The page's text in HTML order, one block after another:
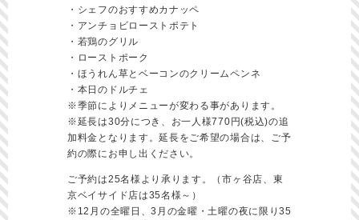
・シェフのおすすめカナッペ
・アンチョビローストポテト
・若鶏のグリル
・ローストポーク
・ほうれん草とベーコンのクリームペンネ
・本日のドルチェ
※季節によりメニューが変わる事があります。
※延長は30分につき、お一人様770円(税込)の追
加料金となります。延長をご希望の場合は、ご予
約の際にお申し出ください。
ご予約は25名様より承ります。（市ヶ谷店、東
京ベイサイド店は35名様～）
※12月の全曜日、3月の金曜・土曜の夜に限り35